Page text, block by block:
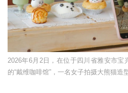
2026年6月2日，在位于四川省雅安市宝
的“戴维咖啡馆”，一名女子拍摄大熊猫